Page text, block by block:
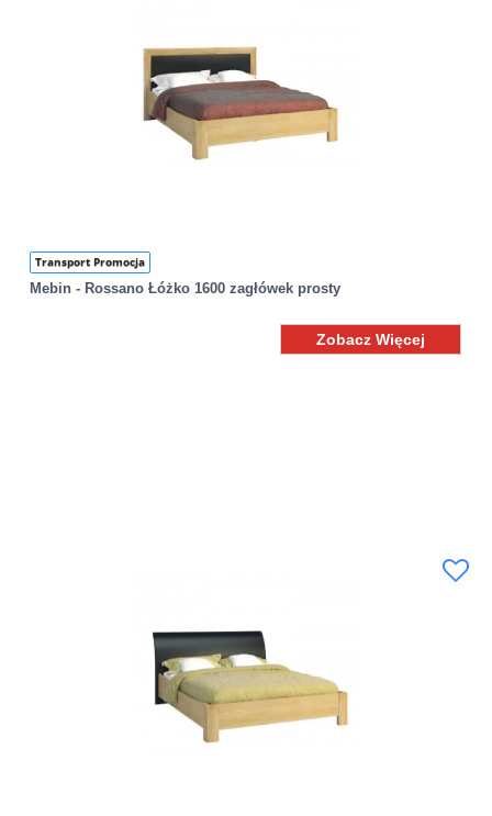
Transport Promocja
Mebin - Rossano Łóżko 1600 zagłówek prosty
Zobacz Więcej